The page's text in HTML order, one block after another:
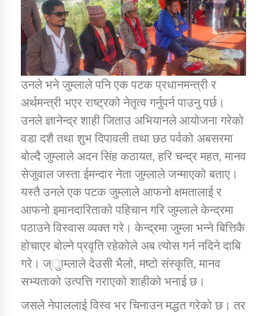
कार्यक्रम कार्यान्वयन एकाई जुम्लाको सुचना
कर्णाली प्राविधि शिक्षालय जुम्लाको सुचना
उनले भने जुम्लाले पनि एक पटक प्रधानमन्त्री र
अर्थमन्त्री भएर राष्ट्रको नेतृत्व गर्नुपर्न पाउनु पर्छ।
उनले ज्ञानेन्द्र शाही जिताउ अभियानले आयोजना गरेको
वडा दशै तथा शुभ दिपावली तथा छठ पर्वको अबसरमा
बोल्दै जुम्लाले अदन सिंह कठायत, हरि चन्द्र महत, मानव
सेजुवाल जस्ता ईमन्दार नेता जुम्लाले जन्माएको बताए।
यस्तै उनले एक पटक जुम्लाले आफनो क्षमतालाई र
आफनो इमानदारिताको पहिचान गरि जुम्लाले केन्द्रमा
पठाउने विस्वास व्यक्त गरे। केन्द्रमा जुम्ला भन्ने बित्तिकै
होचाएर बोल्ने प्रवृति रहेकोले अब त्योस गर्न नदिने दाबि
गरे। ज्ुाम्लाले देउसी भैलो, मष्टो संस्कृति, मानव
सभ्यताको उत्पत्ति गराएको शाहीको भनाई छ।
जसले नेपाललाई विस्व भर चिनाउन मद्धत गरेको छ। तर